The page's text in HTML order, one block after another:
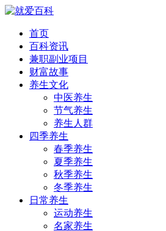
首页
百科资讯
兼职副业项目
财富故事
养生文化
中医养生
节气养生
养生人群
四季养生
春季养生
夏季养生
秋季养生
冬季养生
日常养生
运动养生
名家养生